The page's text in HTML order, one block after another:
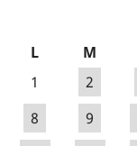
L M
1
2
8
9